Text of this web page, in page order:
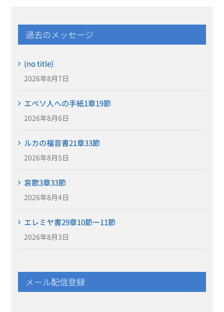
過去のメッセージ
(no title)
2026年8月7日
エペソ人への手紙1章19節
2026年8月6日
ルカの福音書21章33節
2026年8月5日
哀歌3章33節
2026年8月4日
エレミヤ書29章10節ー11節
2026年8月3日
メール配信登録